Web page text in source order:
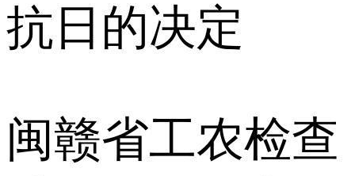
抗日的决定
闽赣省工农检查